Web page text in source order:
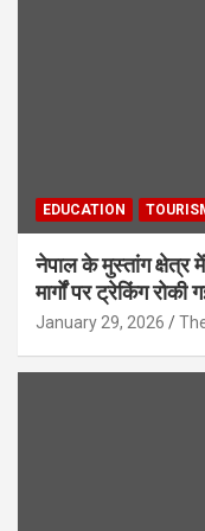
EDUCATION
नेपाल के मुस्तांग क्षेत्र
मार्गों पर ट्रेकिंग रोकी
January 29, 2026